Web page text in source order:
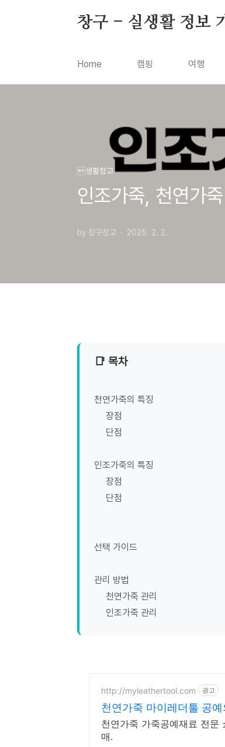
창구 - 실생활 정보
Home 캠핑 여행
생활창고
인조가죽, 천연가
by 창구창고 2025. 2. 2.
📑 목차
천연가죽의 특징
장점
단점
인조가죽의 특징
장점
단점
선택 가이드
관리 방법
천연가죽 관리
인조가죽 관리
http://myleathertool.com 광고
천연가죽 마이레더툴 공
천연가죽 가죽공예재료 전문
매.